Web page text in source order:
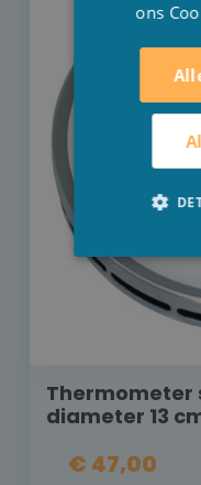
Thermometer
diameter 13
€ 47,00
ons